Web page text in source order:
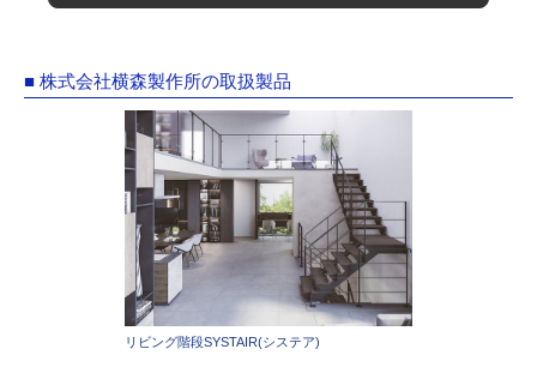
■ 株式会社横森製作所の取扱製品
リビング階段SYSTAIR(システア)